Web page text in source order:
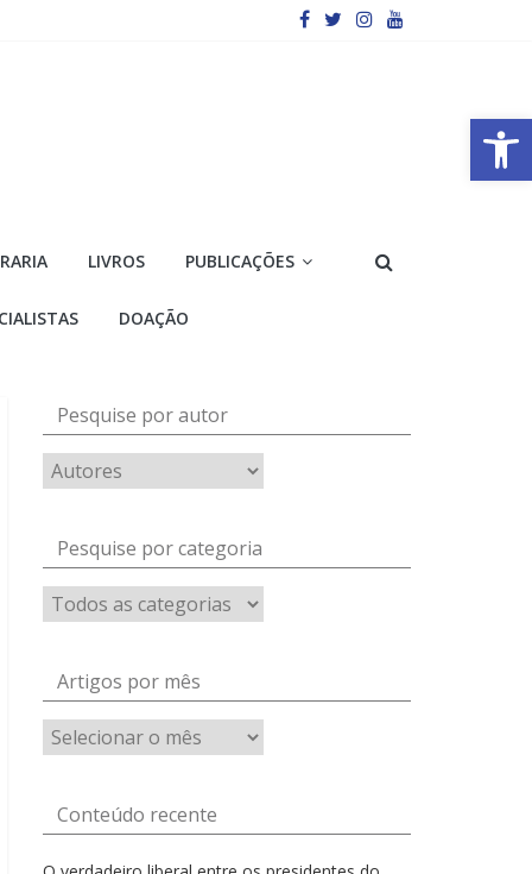
Barra de Ferramentas Aberta
LIVROS PUBLICAÇÕES
DOAÇÃO
Pesquise por autor
Pesquise por categoria
Artigos por mês
Artigos
por
Conteúdo recente